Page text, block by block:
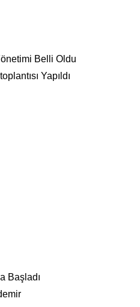
Belli Oldu
Yapıldı
Başladı